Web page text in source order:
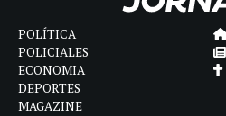
POLÍTICA
POLICIALES
ECONOMIA
DEPORTES
MAGAZINE